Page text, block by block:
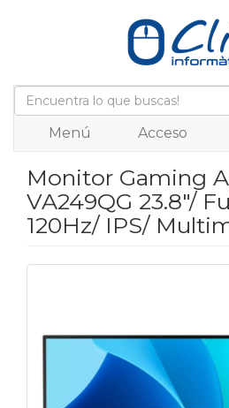
Menú Acceso
Monitor Gaming
VA249QG 23.8"/
120Hz/ IPS/